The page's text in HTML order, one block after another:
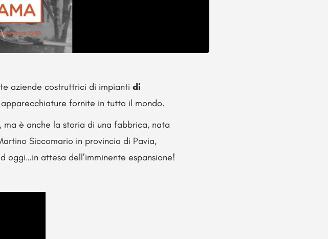
aziende costruttrici di impianti di
fornite in tutto il mondo.
è anche la storia di una fabbrica, nata
Siccomario in provincia di Pavia,
attesa dell’imminente espansione!